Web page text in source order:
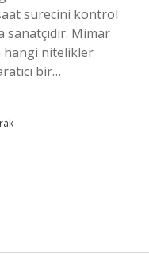
sürecini kontrol
sanatçıdır. Mimar
hangi nitelikler
bir…